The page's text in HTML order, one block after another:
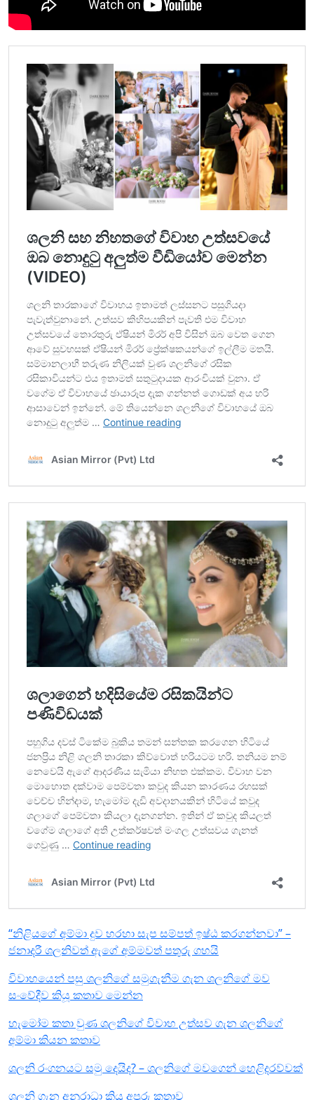
“නිළියගේ අම්මා දුව හරහා සැප සම්පත් ඉෂ්ඨ කරගන්නවා” –
ජනාදරී ශලනිවත් ඇගේ අම්මවත් පතුරු ගහයි
විවාහයෙන් පසු ශලනිගේ සමුගැනීම ගැන ශලනිගේ මව
සංවේදීව කියූ කතාව මෙන්න
හැමෝම කතා වුණ ශලනිගේ විවාහ උත්සව ගැන ශලනිගේ
අම්මා කියන කතාව
ශලනි රංගනයට සමු දෙයිද? – ශලනිගේ මවගෙන් හෙළිදරව්වක්
ශලනි ගැන අනුරාධා කියූ අපූරු කතාව